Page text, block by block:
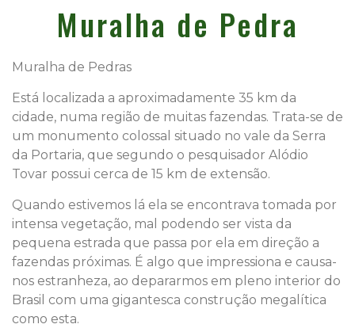
Muralha de Pedra
Muralha de Pedras
Está localizada a aproximadamente 35 km da
cidade, numa região de muitas fazendas. Trata-se de
um monumento colossal situado no vale da Serra
da Portaria, que segundo o pesquisador Alódio
Tovar possui cerca de 15 km de extensão.
Quando estivemos lá ela se encontrava tomada por
intensa vegetação, mal podendo ser vista da
pequena estrada que passa por ela em direção a
fazendas próximas. É algo que impressiona e causa-
nos estranheza, ao depararmos em pleno interior do
Brasil com uma gigantesca construção megalítica
como esta.